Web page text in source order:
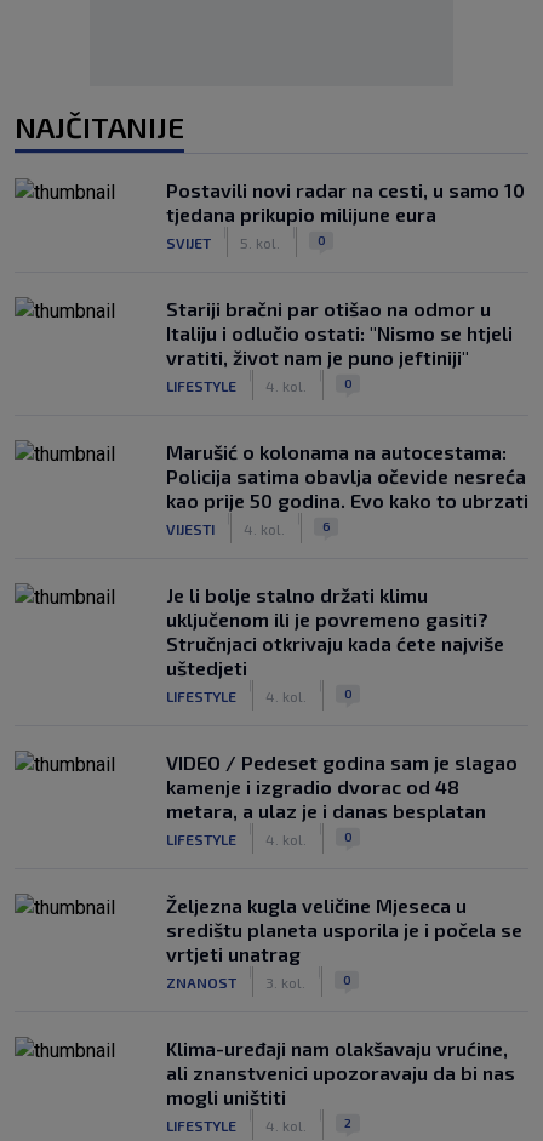
NAJČITANIJE
Postavili novi radar na cesti, u samo 10
tjedana prikupio milijune eura
SVIJET 5. kol. 0
Stariji bračni par otišao na odmor u
Italiju i odlučio ostati: "Nismo se htjeli
vratiti, život nam je puno jeftiniji"
LIFESTYLE 4. kol. 0
Marušić o kolonama na autocestama:
Policija satima obavlja očevide nesreća
kao prije 50 godina. Evo kako to ubrzati
VIJESTI 4. kol. 6
Je li bolje stalno držati klimu
uključenom ili je povremeno gasiti?
Stručnjaci otkrivaju kada ćete najviše
uštedjeti
LIFESTYLE 4. kol. 0
VIDEO / Pedeset godina sam je slagao
kamenje i izgradio dvorac od 48
metara, a ulaz je i danas besplatan
LIFESTYLE 4. kol. 0
Željezna kugla veličine Mjeseca u
središtu planeta usporila je i počela se
vrtjeti unatrag
ZNANOST 3. kol. 0
Klima-uređaji nam olakšavaju vrućine,
ali znanstvenici upozoravaju da bi nas
mogli uništiti
LIFESTYLE 4. kol. 2